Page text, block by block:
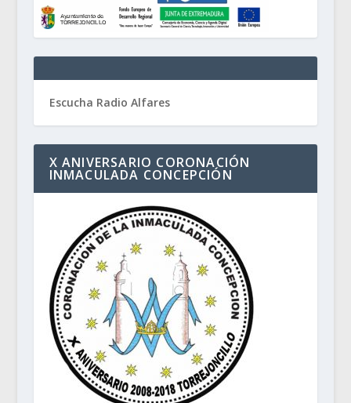
Escucha Radio Alfares
X ANIVERSARIO CORONACIÓN
INMACULADA CONCEPCIÓN